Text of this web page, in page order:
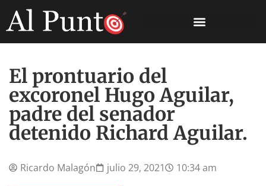
El prontuario del
excoronel Hugo Aguilar,
padre del senador
detenido Richard Aguilar.
Ricardo Malagón julio 29, 2021 10:34 am